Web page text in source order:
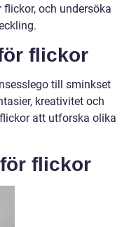
och undersöka
flickor
till sminkset
kreativitet och
att utforska olika
flickor